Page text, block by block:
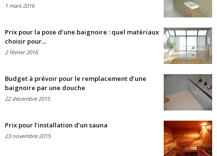
1 mars 2016
Prix pour la pose d’une baignoire : quel matériaux
choisir pour...
2 février 2016
Budget à prévoir pour le remplacement d’une
baignoire par une douche
22 décembre 2015
Prix pour l’installation d’un sauna
23 novembre 2015